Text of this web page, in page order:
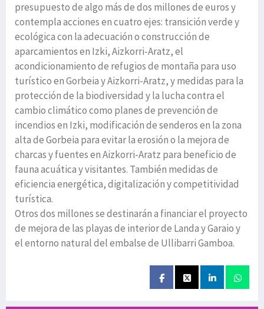
presupuesto de algo más de dos millones de euros y
contempla acciones en cuatro ejes: transición verde y
ecológica con la adecuación o construcción de
aparcamientos en Izki, Aizkorri-Aratz, el
acondicionamiento de refugios de montaña para uso
turístico en Gorbeia y Aizkorri-Aratz, y medidas para la
protección de la biodiversidad y la lucha contra el
cambio climático como planes de prevención de
incendios en Izki, modificación de senderos en la zona
alta de Gorbeia para evitar la erosión o la mejora de
charcas y fuentes en Aizkorri-Aratz para beneficio de
fauna acuática y visitantes. También medidas de
eficiencia energética, digitalización y competitividad
turística.
Otros dos millones se destinarán a financiar el proyecto
de mejora de las playas de interior de Landa y Garaio y
el entorno natural del embalse de Ullibarri Gamboa.